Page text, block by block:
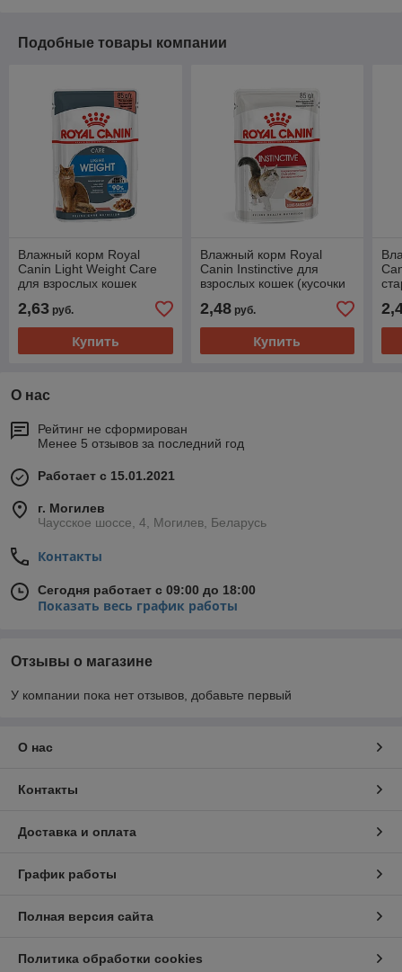
Подобные товары компании
Влажный корм Royal
Canin Light Weight Care
для взрослых кошек
2,63 руб.
Купить
Влажный корм Royal
Canin Instinctive для
взрослых кошек (кусочки
2,48руб.
Купить
О нас
Рейтинг не сформирован
Менее 5 отзывов за последний год
Работает с 15.01.2021
г. Могилев
Чаусское шоссе, 4, Могилев, Беларусь
Контакты
Сегодня работает с 09:00 до 18:00
Показать весь график работы
Отзывы о магазине
У компании пока нет отзывов, добавьте первый
О нас
Контакты
Доставка и оплата
График работы
Полная версия сайта
Политика обработки cookies